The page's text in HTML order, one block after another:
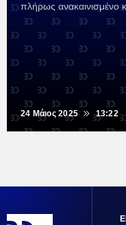
πλήρως ανακαινισμένο
24 Μάιος 2025 13:22